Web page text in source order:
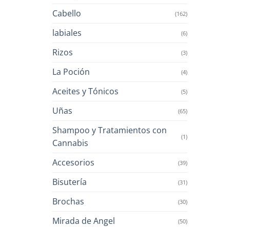
Cabello (162)
labiales (6)
Rizos (3)
La Poción (4)
Aceites y Tónicos (5)
Uñas (65)
Shampoo y Tratamientos con
Cannabis
(1)
Accesorios (39)
Bisutería (31)
Brochas (30)
Mirada de Angel (50)